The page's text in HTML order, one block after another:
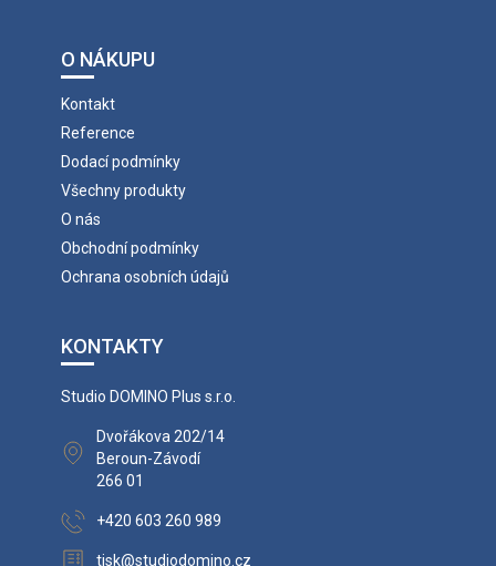
O NÁKUPU
Kontakt
Reference
Dodací podmínky
Všechny produkty
O nás
Obchodní podmínky
Ochrana osobních údajů
KONTAKTY
Studio DOMINO Plus s.r.o.
Dvořákova 202/14
Beroun-Závodí
266 01
+420 603 260 989
tisk@studiodomino.cz